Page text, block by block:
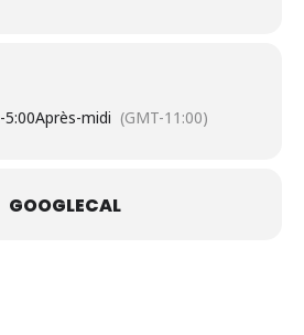
-5:00Après-midi (GMT-11:00)
GOOGLECAL